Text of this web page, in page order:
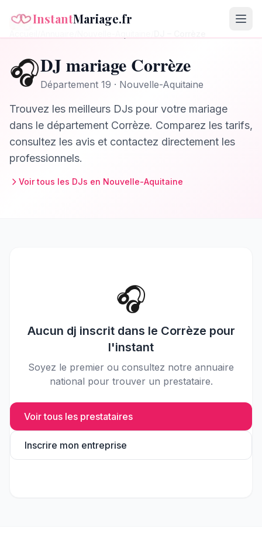
InstantMariage.fr
🎧DJmariage Corrèze
Département 19 · Nouvelle-Aquitaine
Trouvez les meilleurs DJs pour votre mariage
dans le département Corrèze. Comparez les tarifs,
consultez les avis et contactez directement les
professionnels.
Voir tous les DJs en Nouvelle-Aquitaine
🎧
Aucun dj inscrit dans le Corrèze pour
l'instant
Soyez le premier ou consultez notre annuaire
national pour trouver un prestataire.
Voir tous les prestataires
Inscrire mon entreprise